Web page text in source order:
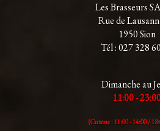
Les Brasseurs
Rue de
1950 Sion
Tél : 027 328
Dimanche au
11:00 -
(Cuisine : 11:00 - 14:00 /